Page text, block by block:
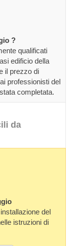
?
qualificati
edificio della
il prezzo di
professionisti del
completata.
da
del
istruzioni di